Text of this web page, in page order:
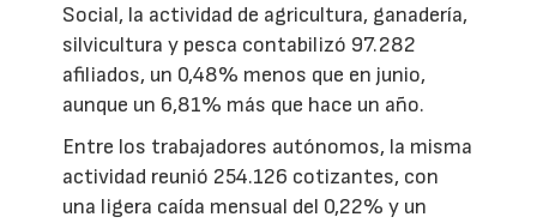
Social, la actividad de agricultura, ganadería,
silvicultura y pesca contabilizó 97.282
afiliados, un 0,48% menos que en junio,
aunque un 6,81% más que hace un año.
Entre los trabajadores autónomos, la misma
actividad reunió 254.126 cotizantes, con
una ligera caída mensual del 0,22% y un